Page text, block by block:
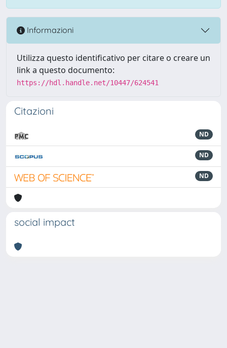
Informazioni
Utilizza questo identificativo per citare o creare un
link a questo documento:
https://hdl.handle.net/10447/624541
Citazioni
ND
ND
ND
social impact